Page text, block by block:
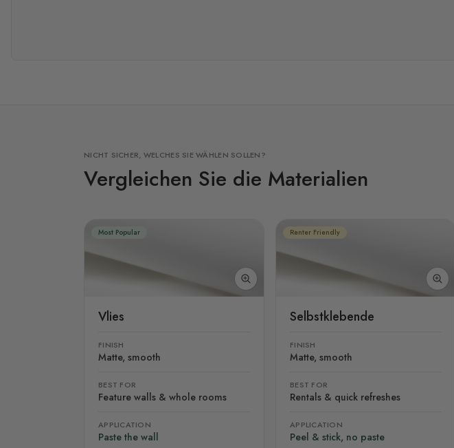
NICHT SICHER, WELCHES SIE WÄHLEN SOLLEN?
Vergleichen Sie die Materialien
Most Popular
Vlies
FINISH
Matte, smooth
BEST FOR
Feature walls & whole rooms
APPLICATION
Paste the wall
Renter Friendly
Selbstklebende
FINISH
Matte, smooth
BEST FOR
Rentals & quick refreshes
APPLICATION
Peel & stick, no paste